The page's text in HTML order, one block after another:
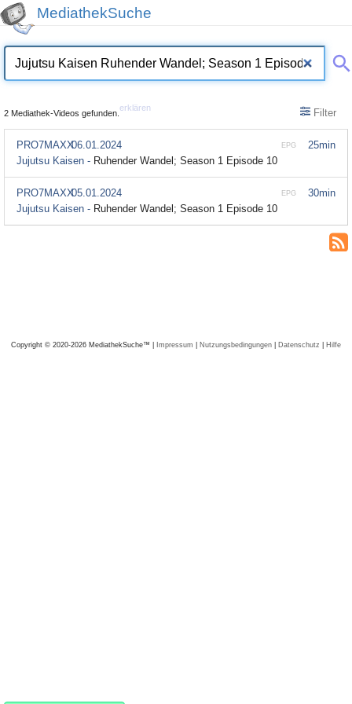
MediathekSuche
2 Mediathek-Videos gefunden.
erklären Filter
25min
EPG
PRO7MAXX06.01.2024
Jujutsu Kaisen - Ruhender Wandel; Season 1 Episode 10
30min
EPG
PRO7MAXX05.01.2024
Jujutsu Kaisen - Ruhender Wandel; Season 1 Episode 10
Copyright © 2020-2026 MediathekSuche™ | Impressum | Nutzungsbedingungen | Datenschutz | Hilfe